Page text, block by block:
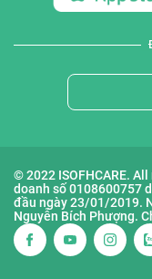
© 2022 ISOFHCARE.
doanh số 0108600757
đầu ngày 23/01/2019.
Nguyễn Bích Phượng.